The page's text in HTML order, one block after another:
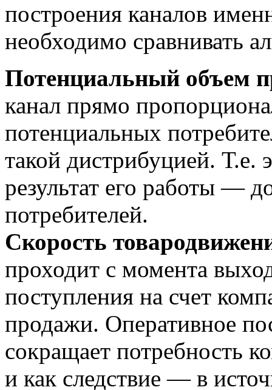
построения каналов
необходимо сравнивать
Потенциальный объем
канал прямо
потенциальных
такой дистрибуцией. Т.е.
результат его работы —
потребителей.
Скорость
проходит с момента
поступления на счет
продажи. Оперативное
сокращает потребность
и как следствие — в